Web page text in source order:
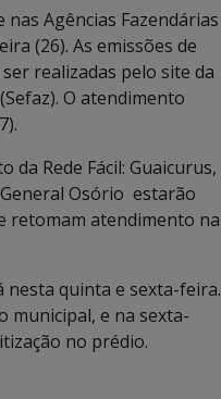
Agências Fazendárias
(26). As emissões de
realizadas pelo site da
O atendimento
da Rede Fácil: Guaicurus,
Osório estarão
retomam atendimento na
nesta quinta e sexta-feira.
municipal, e na sexta-
no prédio.